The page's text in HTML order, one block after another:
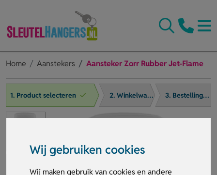
Wij gebruiken cookies
Wij maken gebruik van cookies en andere
Home Aanstekers Aansteker Zorr Rubber Jet-Flame
1. Product selecteren 2. Winkelwagen 3. Bestelling afronden